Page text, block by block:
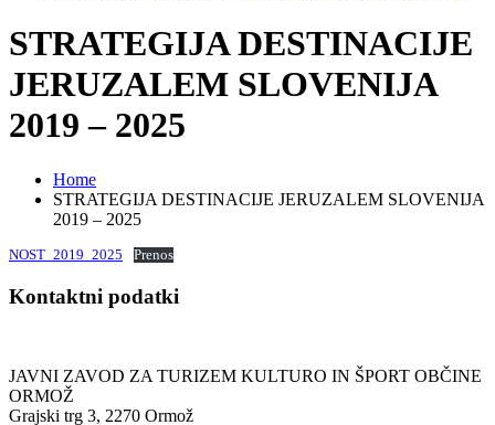
STRATEGIJA DESTINACIJE
JERUZALEM SLOVENIJA
2019 – 2025
Home
STRATEGIJA DESTINACIJE JERUZALEM SLOVENIJA
2019 – 2025
NOST_2019_2025 Prenos
Kontaktni podatki
JAVNI ZAVOD ZA TURIZEM KULTURO IN ŠPORT OBČINE
ORMOŽ
Grajski trg 3, 2270 Ormož